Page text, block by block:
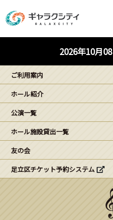
施設案内
西
文化
ギャラクシティとは
こどもみーてぃんぐ
Gがくえん
ブランドからのお知らせ
2026年10月
ご利用案内
ホール紹介
公演一覧
ホール施設貸出一覧
友の会
足立区チケット予約システム